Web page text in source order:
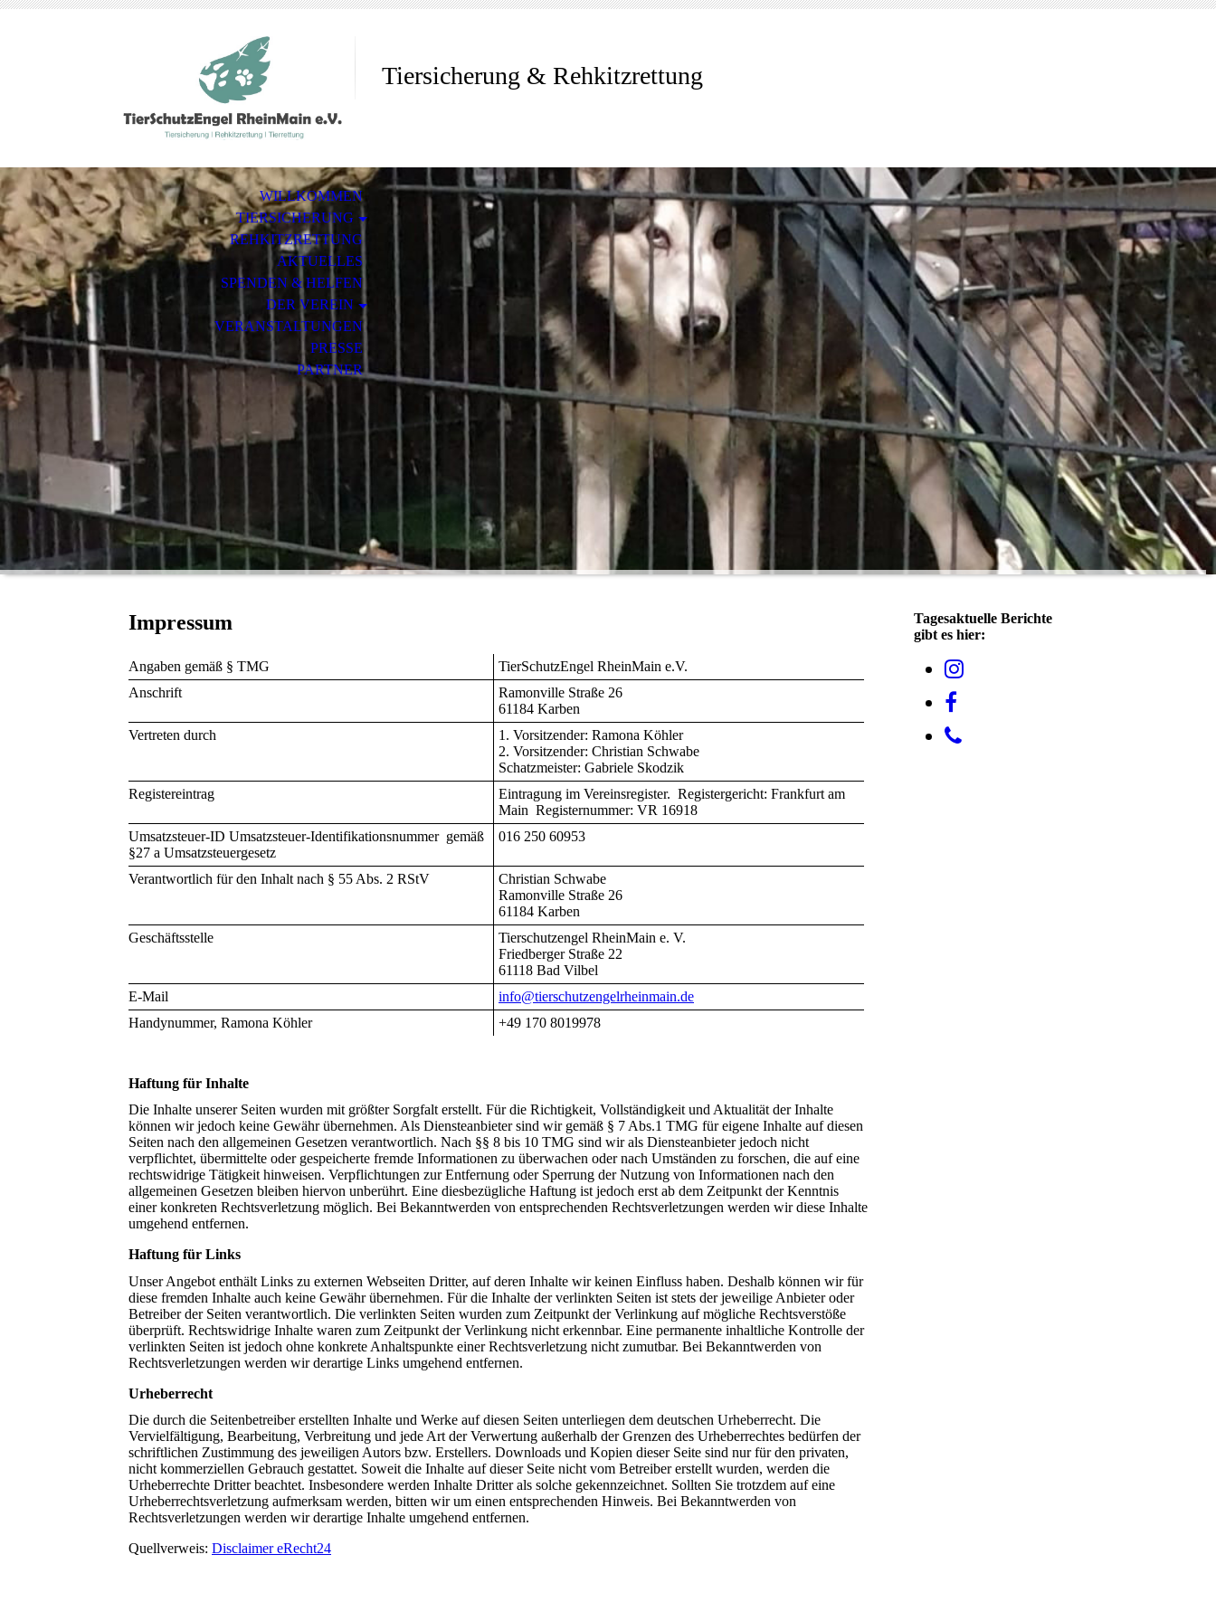
Tiersicherung & Rehkitzrettung
WILLKOMMEN
TIERSICHERUNG
REHKITZRETTUNG
AKTUELLES
SPENDEN & HELFEN
DER VEREIN
VERANSTALTUNGEN
PRESSE
PARTNER
Impressum
Angaben gemäß § TMG
TierSchutzEngel RheinMain e.V.
Anschrift
Ramonville Straße 26
61184 Karben
Vertreten durch
1. Vorsitzender: Ramona Köhler
2. Vorsitzender: Christian Schwabe
Schatzmeister: Gabriele Skodzik
Registereintrag
Eintragung im Vereinsregister. Registergericht: Frankfurt am
Main Registernummer: VR 16918
Umsatzsteuer-ID Umsatzsteuer-Identifikationsnummer gemäß
§27 a Umsatzsteuergesetz
016 250 60953
Verantwortlich für den Inhalt nach § 55 Abs. 2 RStV
Christian Schwabe
Ramonville Straße 26
61184 Karben
Geschäftsstelle
Tierschutzengel RheinMain e. V.
Friedberger Straße 22
61118 Bad Vilbel
E-Mail
info@tierschutzengelrheinmain.de
Handynummer, Ramona Köhler
+49 170 8019978
Haftung für Inhalte
Die Inhalte unserer Seiten wurden mit größter Sorgfalt erstellt. Für die Richtigkeit, Vollständigkeit und Aktualität der Inhalte
können wir jedoch keine Gewähr übernehmen. Als Diensteanbieter sind wir gemäß § 7 Abs.1 TMG für eigene Inhalte auf diesen
Seiten nach den allgemeinen Gesetzen verantwortlich. Nach §§ 8 bis 10 TMG sind wir als Diensteanbieter jedoch nicht
verpflichtet, übermittelte oder gespeicherte fremde Informationen zu überwachen oder nach Umständen zu forschen, die auf eine
rechtswidrige Tätigkeit hinweisen. Verpflichtungen zur Entfernung oder Sperrung der Nutzung von Informationen nach den
allgemeinen Gesetzen bleiben hiervon unberührt. Eine diesbezügliche Haftung ist jedoch erst ab dem Zeitpunkt der Kenntnis
einer konkreten Rechtsverletzung möglich. Bei Bekanntwerden von entsprechenden Rechtsverletzungen werden wir diese Inhalte
umgehend entfernen.
Haftung für Links
Unser Angebot enthält Links zu externen Webseiten Dritter, auf deren Inhalte wir keinen Einfluss haben. Deshalb können wir für
diese fremden Inhalte auch keine Gewähr übernehmen. Für die Inhalte der verlinkten Seiten ist stets der jeweilige Anbieter oder
Betreiber der Seiten verantwortlich. Die verlinkten Seiten wurden zum Zeitpunkt der Verlinkung auf mögliche Rechtsverstöße
überprüft. Rechtswidrige Inhalte waren zum Zeitpunkt der Verlinkung nicht erkennbar. Eine permanente inhaltliche Kontrolle der
verlinkten Seiten ist jedoch ohne konkrete Anhaltspunkte einer Rechtsverletzung nicht zumutbar. Bei Bekanntwerden von
Rechtsverletzungen werden wir derartige Links umgehend entfernen.
Urheberrecht
Die durch die Seitenbetreiber erstellten Inhalte und Werke auf diesen Seiten unterliegen dem deutschen Urheberrecht. Die
Vervielfältigung, Bearbeitung, Verbreitung und jede Art der Verwertung außerhalb der Grenzen des Urheberrechtes bedürfen der
schriftlichen Zustimmung des jeweiligen Autors bzw. Erstellers. Downloads und Kopien dieser Seite sind nur für den privaten,
nicht kommerziellen Gebrauch gestattet. Soweit die Inhalte auf dieser Seite nicht vom Betreiber erstellt wurden, werden die
Urheberrechte Dritter beachtet. Insbesondere werden Inhalte Dritter als solche gekennzeichnet. Sollten Sie trotzdem auf eine
Urheberrechtsverletzung aufmerksam werden, bitten wir um einen entsprechenden Hinweis. Bei Bekanntwerden von
Rechtsverletzungen werden wir derartige Inhalte umgehend entfernen.
Quellverweis: Disclaimer eRecht24
Tagesaktuelle Berichte
gibt es hier: